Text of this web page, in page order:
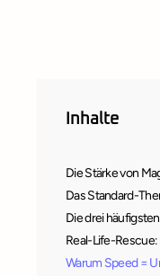
Inhalte
Die Stärke von
Das Standard-
Die drei
Real-Life-
Warum Speed =